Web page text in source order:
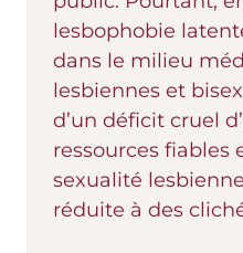
lesbophobie
dans le milieu
lesbiennes et
d’un déficit cruel
ressources fiables
sexualité
réduite à des